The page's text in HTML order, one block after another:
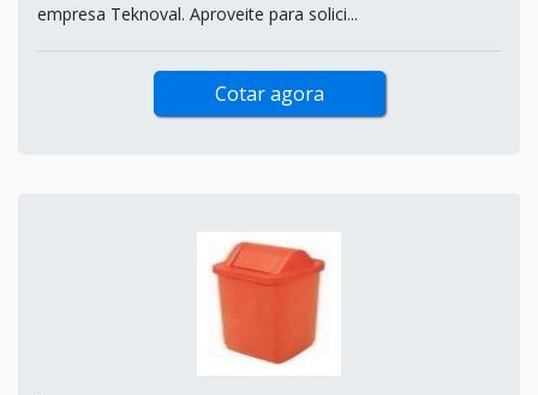
empresa Teknoval. Aproveite para solici...
Cotar agora